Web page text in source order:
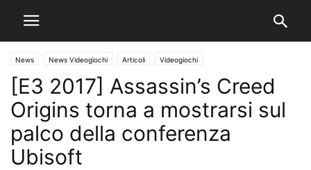
News News Videogiochi Articoli Videogiochi
[E3 2017] Assassin’s Creed
Origins torna a mostrarsi sul
palco della conferenza
Ubisoft